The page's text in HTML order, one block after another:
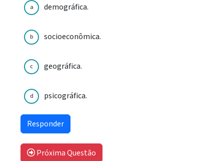
a demográfica.
b socioeconômica.
c geográfica.
d psicográfica.
Próxima Questão